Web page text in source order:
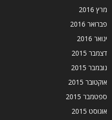
מרץ 2016
פברואר 2016
ינואר 2016
דצמבר 2015
נובמבר 2015
אוקטובר 2015
ספטמבר 2015
אוגוסט 2015